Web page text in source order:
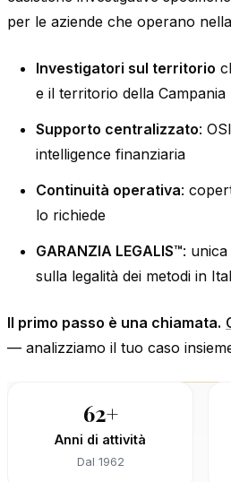
per le aziende che operano
Investigatori sul territorio
e il territorio della Campania
Supporto centralizzato:
intelligence finanziaria
Continuità operativa:
lo richiede
GARANZIA LEGALIS™:
sulla legalità dei metodi in
Il primo passo è una chiamata.
— analizziamo il tuo caso
62+
Anni di attività
Dal 1962